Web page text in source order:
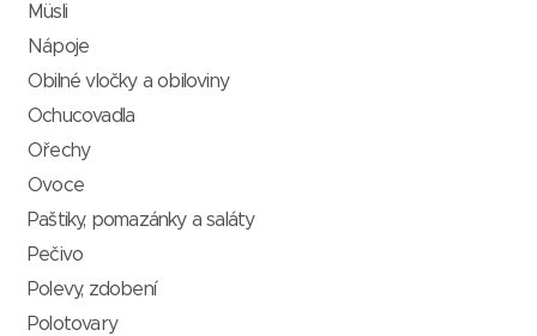
Müsli
Nápoje
Obilné vločky a obiloviny
Ochucovadla
Ořechy
Ovoce
Paštiky, pomazánky a saláty
Pečivo
Polevy, zdobení
Polotovary